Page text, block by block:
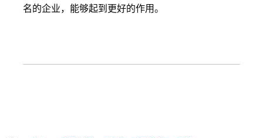
名的企业，能够起到更好的作用。